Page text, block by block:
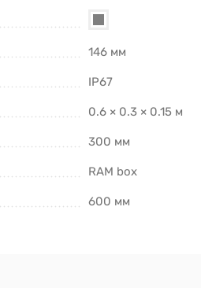
146 мм
IP67
0.6 × 0.3 × 0.15 м
300 мм
RAM box
600 мм